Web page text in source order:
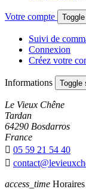
Votre compte
Suivi de
Connexion
Créez votre
Informations Toggle
Le Vieux Chêne
Tardan
64290 Bosdarros
France
 05 59 21 54 40

access_time